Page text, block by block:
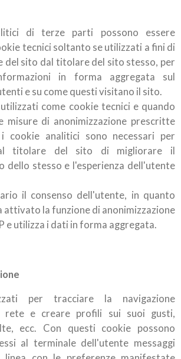
di terze parti possono essere
tecnici soltanto se utilizzati a fini di
del sito dal titolare del sito stesso, per
in forma aggregata sul
e su come questi visitano il sito.
come cookie tecnici e quando
misure di anonimizzazione prescritte
cookie analitici sono necessari per
titolare del sito di migliorare il
dello stesso e l'esperienza dell'utente
il consenso dell'utente, in quanto
attivato la funzione di anonimizzazione
e utilizza i dati in forma aggregata.
per tracciare la navigazione
rete e creare profili sui suoi gusti,
ecc. Con questi cookie possono
al terminale dell'utente messaggi